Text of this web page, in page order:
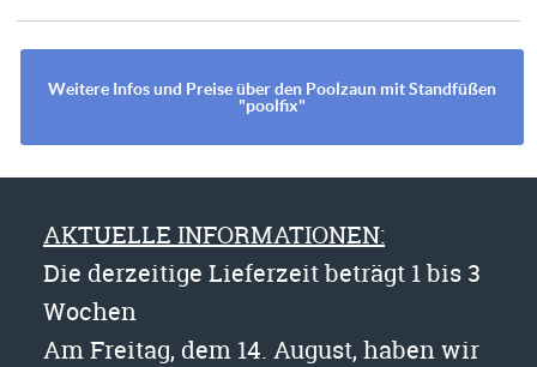
Weitere Infos und Preise über den Poolzaun mit Standfüßen
"poolfix"
AKTUELLE INFORMATIONEN:
Die derzeitige Lieferzeit beträgt 1 bis 3
Wochen
Am Freitag, dem 14. August, haben wir